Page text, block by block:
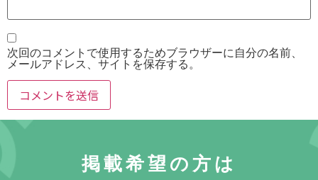
次回のコメントで使用するためブラウザーに自分の名前、
メールアドレス、サイトを保存する。
掲載希望の方は